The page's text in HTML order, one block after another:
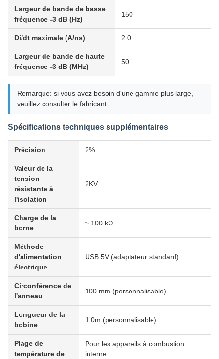
Largeur de bande de basse
fréquence -3 dB (Hz)
150
Di/dt maximale (A/ns) 2.0
Largeur de bande de haute
fréquence -3 dB (MHz)
50
Remarque: si vous avez besoin d'une gamme plus large,
veuillez consulter le fabricant.
Spécifications techniques supplémentaires
Précision 2%
Valeur de la
tension
résistante à
l'isolation
2KV
Charge de la
borne
≥ 100 kΩ
Méthode
d'alimentation
électrique
USB 5V (adaptateur standard)
Circonférence de
l'anneau
100 mm (personnalisable)
Longueur de la
bobine
1.0m (personnalisable)
Plage de
température de
Pour les appareils à combustion
interne: